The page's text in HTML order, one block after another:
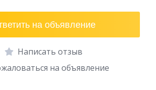
на объявление
Написать отзыв
на объявление